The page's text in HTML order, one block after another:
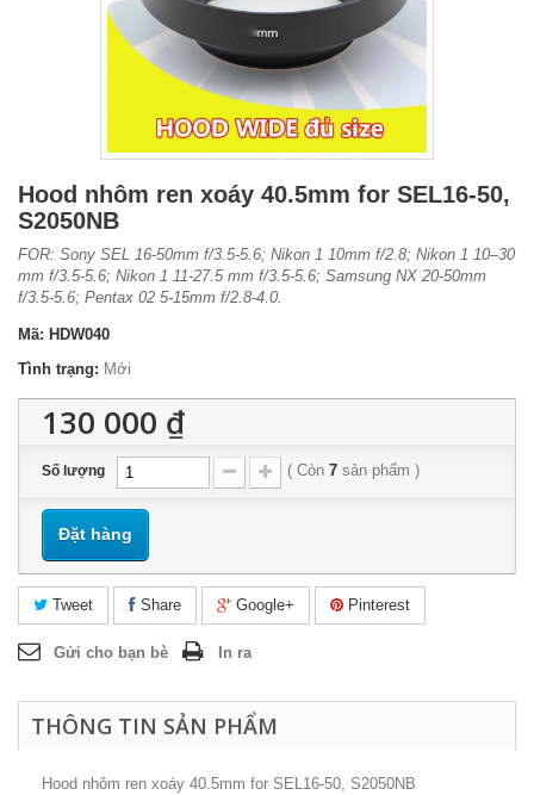
Hood nhôm ren xoáy 40.5mm for SEL16-50,
S2050NB
FOR: Sony SEL 16-50mm f/3.5-5.6; Nikon 1 10mm f/2.8; Nikon 1 10–30
mm f/3.5-5.6; Nikon 1 11-27.5 mm f/3.5-5.6; Samsung NX 20-50mm
f/3.5-5.6; Pentax 02 5-15mm f/2.8-4.0.
Mã: HDW040
Tình trạng: Mới
130 000 ₫
Số lượng ( Còn 7 sản phẩm )
Đặt hàng
Tweet Share Google+ Pinterest
Gửi cho bạn bè In ra
THÔNG TIN SẢN PHẨM
Hood nhôm ren xoáy 40.5mm for SEL16-50, S2050NB